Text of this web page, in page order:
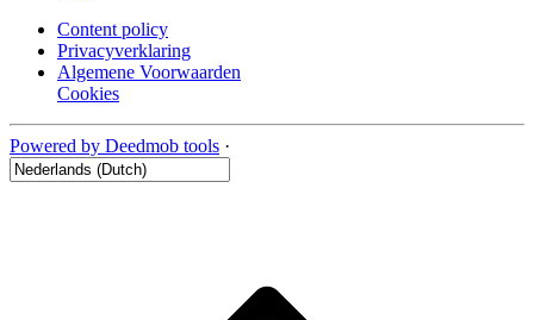
Content policy
Privacyverklaring
Algemene Voorwaarden
Cookies
Powered by Deedmob tools ·